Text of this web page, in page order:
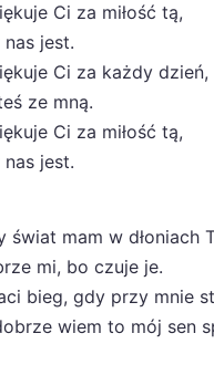
Ci za miłość tą,
jest.
Ci za każdy dzień,
ze mną.
Ci za miłość tą,
jest.
świat mam w dłoniach
mi, bo czuje je.
bieg, gdy przy mnie
wiem to mój sen